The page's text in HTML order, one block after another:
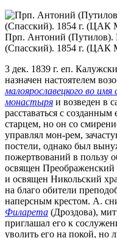
Прп. Антоний (Путилов).
(Спасский). 1854 г.
3 дек. 1839 г. еп.
назначен настоятелем
малоярославецкого во
монастыря и возведен в
расставаться с
старцем, но он со
управлял мон-рем,
постели, однако был
пожертвований в пользу
освящен Преображенский
и освящен Никольский
на благо обители
наперсным крестом. А.
Филарета (Дроздова),
приглашал его к
уволить его на покой, но